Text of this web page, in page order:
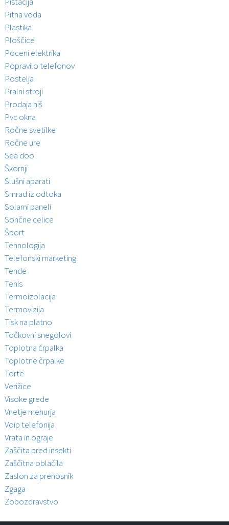
Pitna voda
Plastika
Ploščice
Poceni elektrika
Popravilo telefonov
Postelja
Pralni stroji
Prodaja hiš
Pvc okna
Ročne svetilke
Ročne ure
Sea doo
Škornji
Slušni aparati
Smrad iz odtoka
Solarni paneli
Sončne celice
Šport
Tehnologija
Telefonski marketing
Tende
Tenis
Termoizolacija
Termovizija
Tisk na platno
Točkovni snegolovi
Toplotna črpalka
Toplotne črpalke
Torte
Verižice
Visoke grede
Vnetje mehurja
Voip telefonija
Vrata in ograje
Zaščita pred insekti
Zaščitna oblačila
Zaslon za prenosnik
Zgaga
Zobozdravstvo